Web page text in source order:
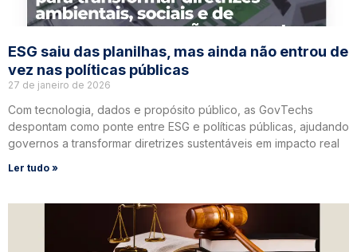
ESG saiu das planilhas, mas ainda não entrou de
vez nas políticas públicas
27 de janeiro de 2026
Com tecnologia, dados e propósito público, as GovTechs
despontam como ponte entre ESG e políticas públicas, ajudando
governos a transformar diretrizes sustentáveis em impacto real
Ler tudo »